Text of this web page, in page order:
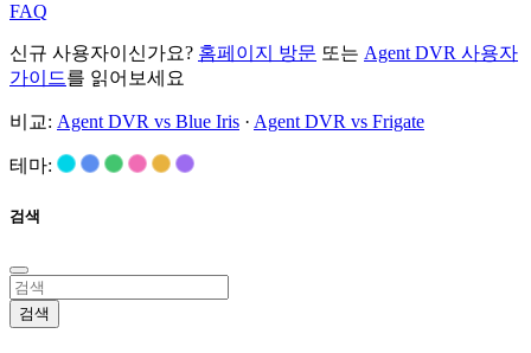
FAQ
신규 사용자이신가요? 홈페이지 방문 또는 Agent DVR 사용자
가이드를 읽어보세요
비교: Agent DVR vs Blue Iris · Agent DVR vs Frigate
테마:
검색
검색